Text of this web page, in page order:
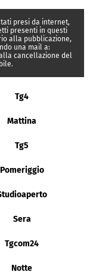
presi da internet,
presenti in questi
alla pubblicazione,
una mail a:
cancellazione del
Tg4
Mattina
Tg5
Pomeriggio
Sera
Tgcom24
Notte